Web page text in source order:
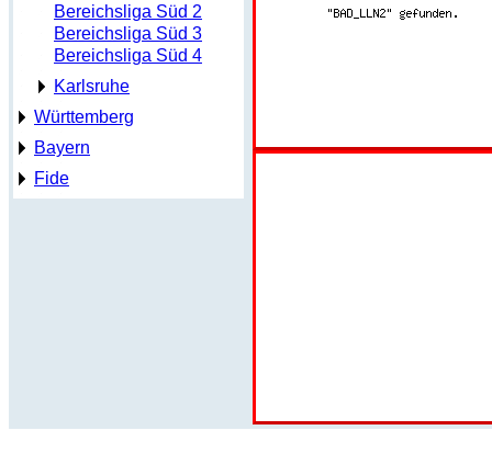
Bereichsliga Süd 2
Bereichsliga Süd 3
Bereichsliga Süd 4
Karlsruhe
Württemberg
Bayern
Fide